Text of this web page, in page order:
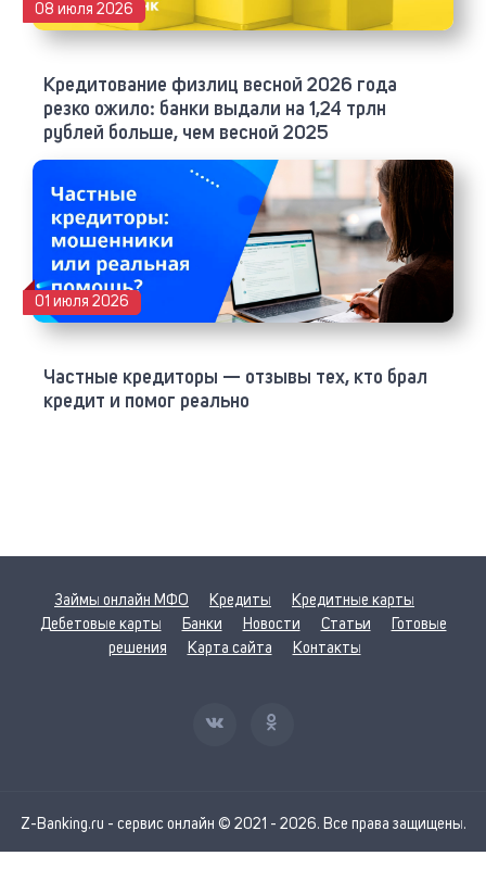
Кредитование физлиц весной 2026 года
резко ожило: банки выдали на 1,24 трлн
рублей больше, чем весной 2025
08 июля 2026
Частные кредиторы — отзывы тех, кто брал
кредит и помог реально
01 июля 2026
Займы онлайн МФО Кредиты
Кредитные карты
Дебетовые карты
Банки Новости Статьи
Готовые
решения
Карта сайта Контакты
Z-Banking.ru - сервис онлайн © 2021 - 2026. Все права защищены.